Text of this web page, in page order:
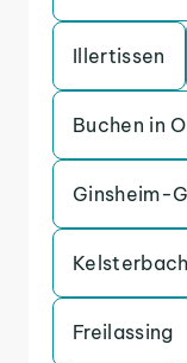
Illertissen
Buchen in
Ginsheim-
Kelsterbach
Freilassing